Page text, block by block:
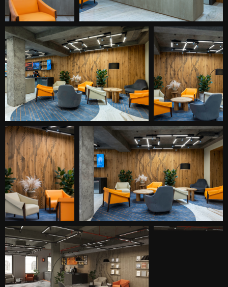
а во-вторых, продублировать корпоративный
стиль заказчика CODEVELOPMENT. Кроме
того, точечный узор стал неким связующим
звеном всех элементов кофейни — он
подчеркивает идею шифра, которая лежит в
основе проекта.
Рядом с барной стойкой находится лаунж-
зона с яркими рыжими и светло-серыми
креслами, большой деревянной панелью и
торшерами — все эти детали делают
кофейню более уютной и домашней.
Точечный рисунок на ковролине
перекликается с электронным табло и
отсылает к идее кода — символизирует
азбуку Морзе. Волны на панели,
напоминающие перфокарту, также
дополняют историю с кодировкой. Круглые
столики и мягкий ковролин «разбавляют»
строгие, «жесткие» формы интерьера:
мраморные полы, вертикальные бетонные
стены, геометрию света на потолке.
Расположение на первом этаже и
специальное окно take away, позволяет
гостям приобрести продукцию кофейни
навынос прямо с улицы — заходить в БЦ
необязательно, можно просто заказать кофе
по пути на работу или в Третьяковскую